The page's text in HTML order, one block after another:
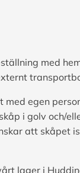
med
egen
i golv och/
att skåpet
lager i